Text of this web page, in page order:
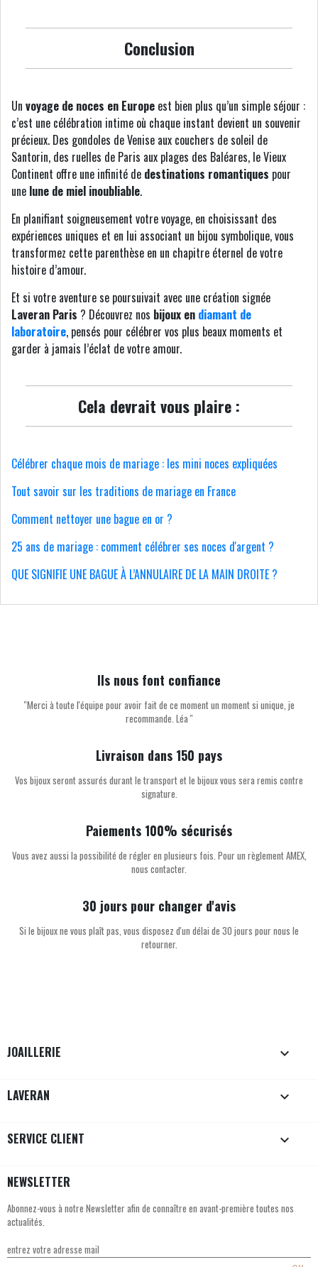
Conclusion
Un voyage de noces en Europe est bien plus qu’un simple séjour :
c’est une célébration intime où chaque instant devient un souvenir
précieux. Des gondoles de Venise aux couchers de soleil de
Santorin, des ruelles de Paris aux plages des Baléares, le Vieux
Continent offre une infinité de destinations romantiques pour
une lune de miel inoubliable.
En planifiant soigneusement votre voyage, en choisissant des
expériences uniques et en lui associant un bijou symbolique, vous
transformez cette parenthèse en un chapitre éternel de votre
histoire d’amour.
Et si votre aventure se poursuivait avec une création signée
Laveran Paris ? Découvrez nos bijoux en diamant de
laboratoire, pensés pour célébrer vos plus beaux moments et
garder à jamais l’éclat de votre amour.
Cela devrait vous plaire :
Célébrer chaque mois de mariage : les mini noces expliquées
Tout savoir sur les traditions de mariage en France
Comment nettoyer une bague en or ?
25 ans de mariage : comment célébrer ses noces d'argent ?
QUE SIGNIFIE UNE BAGUE À L’ANNULAIRE DE LA MAIN DROITE ?
Ils nous font confiance
''Merci à toute l'équipe pour avoir fait de ce moment un moment si unique, je
recommande. Léa ''
Livraison dans 150 pays
Vos bijoux seront assurés durant le transport et le bijoux vous sera remis contre
signature.
Paiements 100% sécurisés
Vous avez aussi la possibilité de régler en plusieurs fois. Pour un règlement AMEX,
nous contacter.
30 jours pour changer d'avis
Si le bijoux ne vous plaît pas, vous disposez d'un délai de 30 jours pour nous le
retourner.
JOAILLERIE 
LAVERAN 
SERVICE CLIENT 
NEWSLETTER
Abonnez-vous à notre Newsletter afin de connaître en avant-première toutes nos
actualités.